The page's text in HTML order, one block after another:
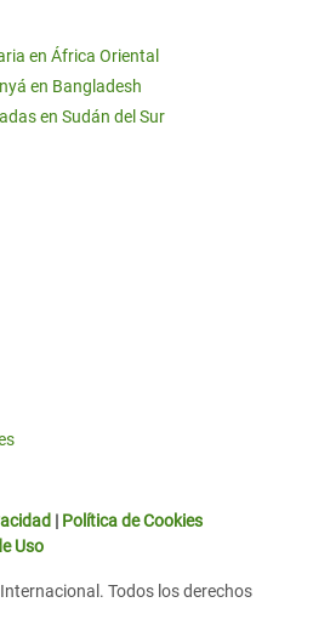
en África Oriental
en Bangladesh
en Sudán del Sur
| Política de Cookies
Uso
Todos los derechos